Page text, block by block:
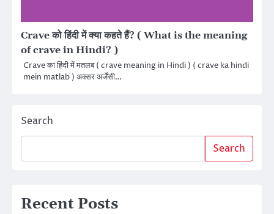
Crave को हिंदी में क्या कहते हैं? ( What is the meaning
of crave in Hindi? )
Crave का हिंदी में मतलब ( crave meaning in Hindi ) ( crave ka hindi
mein matlab ) अक्सर अर्जेंसी…
Search
Search
Recent Posts